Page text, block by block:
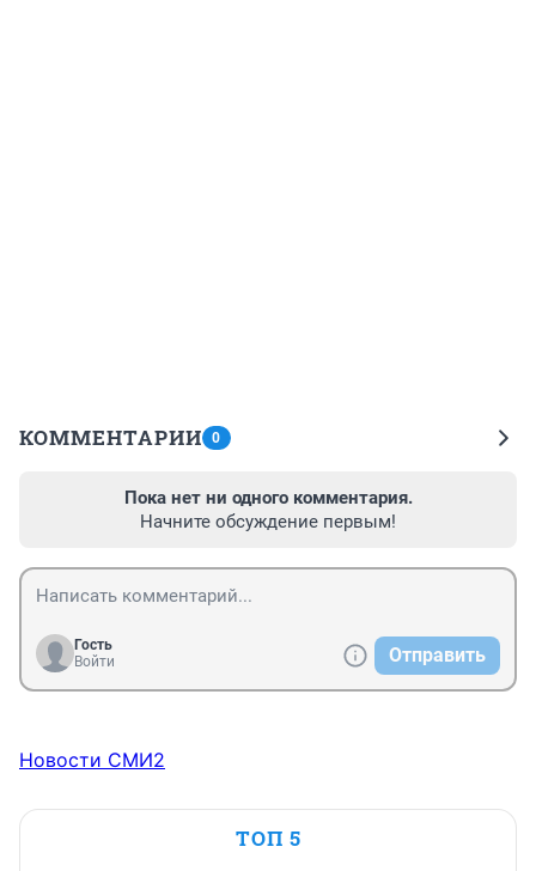
КОММЕНТАРИИ 0
Пока нет ни одного комментария.
Начните обсуждение первым!
Гость
Войти
Отправить
Новости СМИ2
ТОП 5